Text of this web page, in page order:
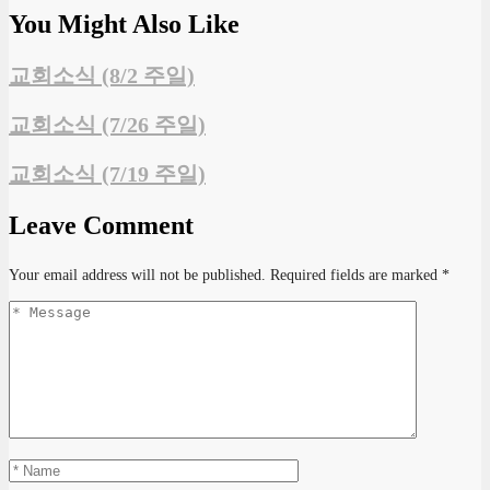
You Might Also Like
교회소식 (8/2 주일)
교회소식 (7/26 주일)
교회소식 (7/19 주일)
Leave Comment
Your email address will not be published. Required fields are marked *